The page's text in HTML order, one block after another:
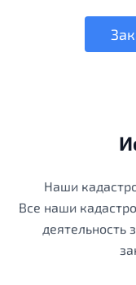
Наши
Все наши
деятельность